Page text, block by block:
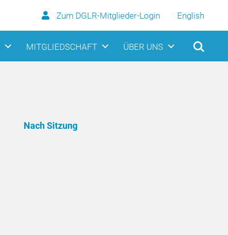
Zum DGLR-Mitglieder-Login English
MITGLIEDSCHAFT ÜBER UNS
Nach Sitzung